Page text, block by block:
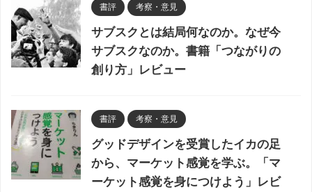
書評 考察・意見
サブスクとは結局何なのか。なぜ今
サブスクなのか。書籍「つながりの
創り方」レビュー
書評 考察・意見
グッドデザインを受賞したイカの足
から、マーケット感覚を学ぶ。「マ
ーケット感覚を身につけよう」レビ